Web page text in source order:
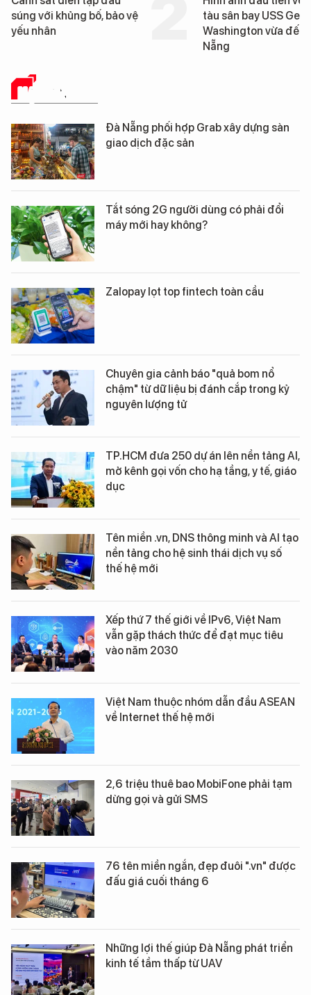
súng với khủng bố, bảo vệ
yếu nhân
tàu sân bay USS
Washington vừa đến
Nẵng
HẠ TẦNG SỐ
Đà Nẵng phối hợp Grab xây dựng sàn
giao dịch đặc sản
Tắt sóng 2G người dùng có phải đổi
máy mới hay không?
Zalopay lọt top fintech toàn cầu
Chuyên gia cảnh báo "quả bom nổ
chậm" từ dữ liệu bị đánh cắp trong kỷ
nguyên lượng tử
TP.HCM đưa 250 dự án lên nền tảng AI,
mở kênh gọi vốn cho hạ tầng, y tế, giáo
dục
Tên miền .vn, DNS thông minh và AI tạo
nền tảng cho hệ sinh thái dịch vụ số
thế hệ mới
Xếp thứ 7 thế giới về IPv6, Việt Nam
vẫn gặp thách thức để đạt mục tiêu
vào năm 2030
Việt Nam thuộc nhóm dẫn đầu ASEAN
về Internet thế hệ mới
2,6 triệu thuê bao MobiFone phải tạm
dừng gọi và gửi SMS
76 tên miền ngắn, đẹp đuôi ".vn" được
đấu giá cuối tháng 6
Những lợi thế giúp Đà Nẵng phát triển
kinh tế tầm thấp từ UAV